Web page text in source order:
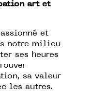
art et
et
notre milieu
ses heures
sa valeur
les autres.